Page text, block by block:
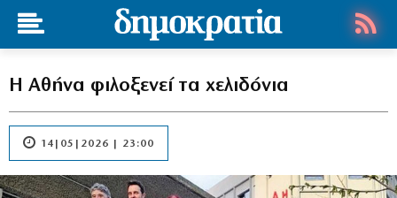
Η Αθήνα φιλοξενεί τα χελιδόνια
14|05|2026 | 23:00